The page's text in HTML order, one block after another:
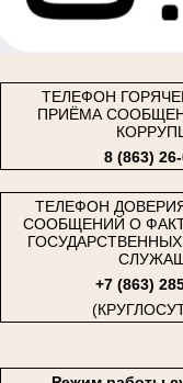
ТЕЛЕФОН
ПРИЁМА
8 (863)
ТЕЛЕФОН
СООБЩЕНИЙ О
+7 (863)